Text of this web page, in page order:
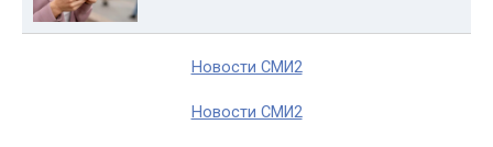
Новости СМИ2
Новости СМИ2